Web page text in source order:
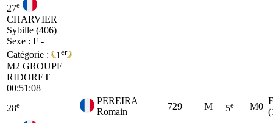
27e
CHARVIER
Sybille (406)
Sexe : F -
Catégorie :
1 er
M2 GROUPE
RIDORET
00:51:08
28e
PEREIRA
Romain
729 M 5e M0